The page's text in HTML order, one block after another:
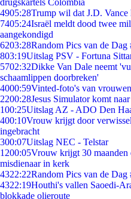
drugskartels Colombia
4905:28Trump wil dat J.D.
7405:24Israël meldt dood twee
aangekondigd
6203:28Random Pics van de Dag
803:19Uitslag PSV - Fortuna
5702:32Dikke Van Dale neemt
schaamlippen doorbreken'
4000:59Vinted-foto's van
2200:28Jesus Simulator komt
100:25Uitslag AZ - ADO Den
400:10Vrouw krijgt door
ingebracht
300:07Uitslag NEC - Telstar
1200:05Vrouw krijgt 30 maanden
misdienaar in kerk
4322:22Random Pics van de Dag
4322:19Houthi's vallen Saoedi-
blokkade olieroute